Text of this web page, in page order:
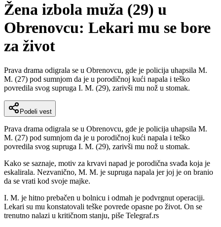
Žena izbola muža (29) u
Obrenovcu: Lekari mu se bore
za život
Prava drama odigrala se u Obrenovcu, gde je policija uhapsila M.
M. (27) pod sumnjom da je u porodičnoj kući napala i teško
povredila svog supruga I. M. (29), zarivši mu nož u stomak.
Podeli vest
Prava drama odigrala se u Obrenovcu, gde je policija uhapsila M.
M. (27) pod sumnjom da je u porodičnoj kući napala i teško
povredila svog supruga I. M. (29), zarivši mu nož u stomak.
Kako se saznaje, motiv za krvavi napad je porodična svađa koja je
eskalirala. Nezvanično, M. M. je supruga napala jer joj je on branio
da se vrati kod svoje majke.
I. M. je hitno prebačen u bolnicu i odmah je podvrgnut operaciji.
Lekari su mu konstatovali teške povrede opasne po život. On se
trenutno nalazi u kritičnom stanju, piše Telegraf.rs